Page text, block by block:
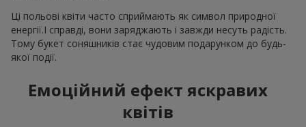
Ці польові квіти часто сприймають як символ природної
енергії.І справді, вони заряджають і завжди несуть радість.
Тому букет соняшників стає чудовим подарунком до будь-
якої події.
Емоційний ефект яскравих
квітів